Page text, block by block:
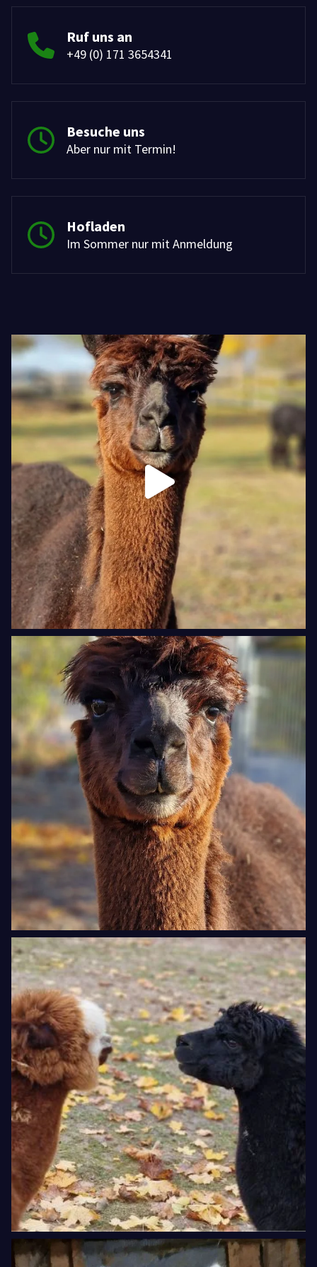
Ruf uns an
+49 (0) 171 3654341
Besuche uns
Aber nur mit Termin!
Hofladen
Im Sommer nur mit Anmeldung